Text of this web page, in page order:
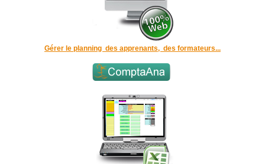
Gérer le planning des apprenants, des formateurs...